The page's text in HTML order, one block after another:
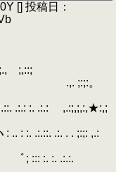
[] 投稿日：
;:;:。
:. .:.: ,.:;,;,:,★:,;
.:. . . ;:;: ,.:
:. .:.:.